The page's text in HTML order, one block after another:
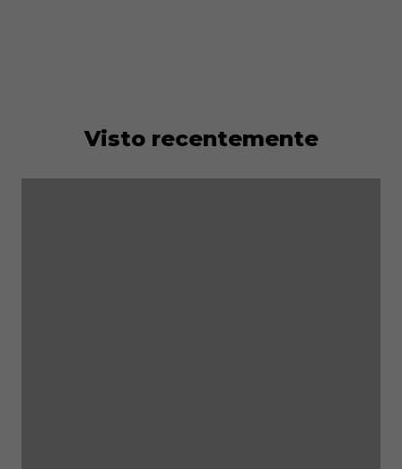
Visto recentemente